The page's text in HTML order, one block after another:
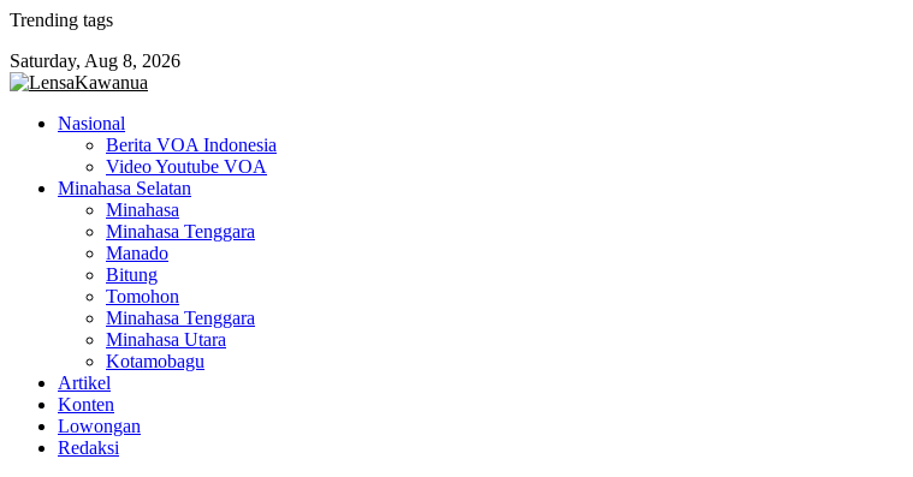
Skip
content
Trending tags
Saturday, Aug 8, 2026
Nasional
Berita VOA Indonesia
Video Youtube VOA
Minahasa Selatan
Minahasa
Minahasa Tenggara
Manado
Bitung
Tomohon
Minahasa Tenggara
Minahasa Utara
Kotamobagu
Artikel
Konten
Lowongan
Redaksi